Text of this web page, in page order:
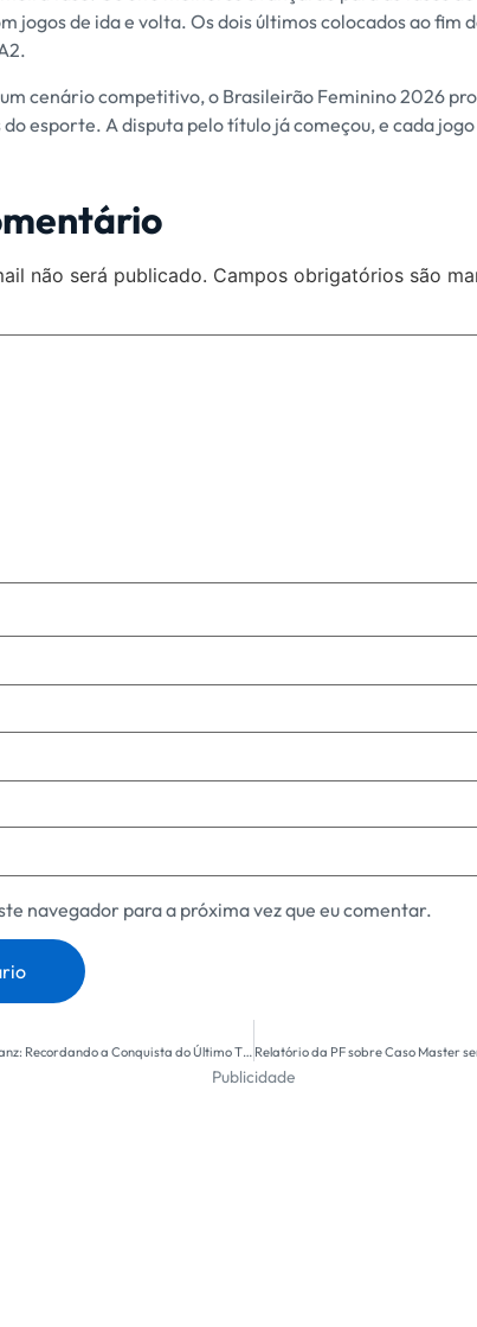
jogos de ida e volta. Os dois últimos colocados ao fim
cenário competitivo, o Brasileirão Feminino 2026
esporte. A disputa pelo título já começou, e cada
não será publicado. Campos obrigatórios são
navegador para a próxima vez que eu comentar.
Palmeiras Brilha Fora do Allianz: Recordando a Conquista do Último Título nas Quartas do Paulista
Publicidade